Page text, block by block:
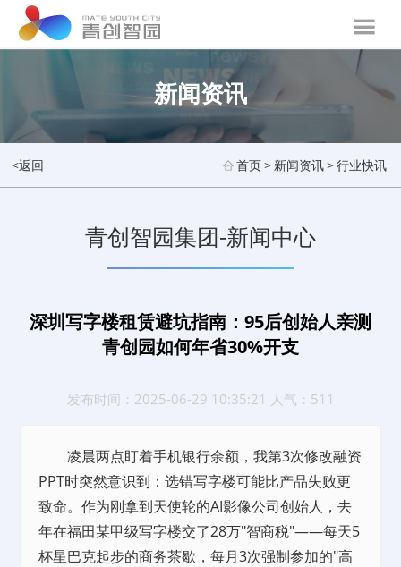
新闻资讯
<返回 首页> 新闻资讯>行业快讯
青创智园集团-新闻中心
深圳写字楼租赁避坑指南：95后创始人亲测
青创园如何年省30%开支
发布时间：2025-06-29 10:35:21 人气：511
凌晨两点盯着手机银行余额，我第3次修改融资
PPT时突然意识到：选错写字楼可能比产品失败更
致命。作为刚拿到天使轮的AI影像公司创始人，去
年在福田某甲级写字楼交了28万"智商税"——每天5
杯星巴克起步的商务茶歇，每月3次强制参加的"高